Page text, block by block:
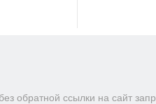
обратной ссылки на сайт